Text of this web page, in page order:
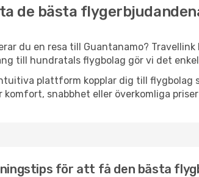
de bästa
du en resa till Guantanamo?
till hundratals flygbolag gör vi det
plattform kopplar dig till flygbolag
komfort, snabbhet eller överkomliga
för att få den bästa